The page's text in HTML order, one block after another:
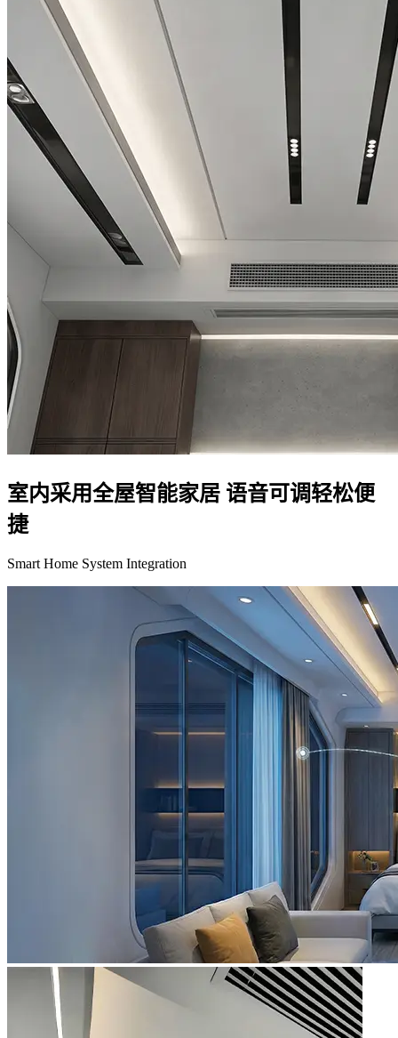
室内采用全屋智能家居 语音可调轻松便
捷
Smart Home System Integration